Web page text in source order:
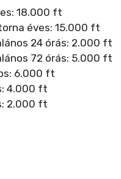
18.000 ft
éves: 15.000 ft
24 órás: 2.000 ft
72 órás: 5.000 ft
6.000 ft
4.000 ft
2.000 ft